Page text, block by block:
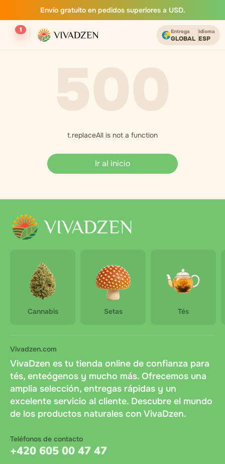
Envío gratuito en pedidos superiores a USD.
1 Entrega
GLOBAL
Idioma
ESP
t.replaceAll is not a function
Ir al inicio
Cannabis Setas Tés
Vivadzen.com
VivaDzen es tu tienda online de confianza para
tés, enteógenos y mucho más. Ofrecemos una
amplia selección, entregas rápidas y un
excelente servicio al cliente. Descubre el mundo
de los productos naturales con VivaDzen.
Teléfonos de contacto
+420 605 00 47 47